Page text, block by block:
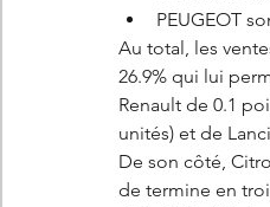
PEUGEOT
Au total, les
26.9% qui lui
Renault de 0.1
unités) et de
De son côté,
de termine en